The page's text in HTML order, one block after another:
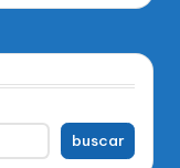
buscar